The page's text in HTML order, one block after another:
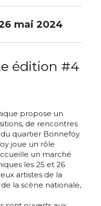
mai 2024
édition #4
propose un
de rencontres
quartier Bonnefoy.
joue un rôle
un marché
les 25 et 26
artistes de la
la scène nationale,